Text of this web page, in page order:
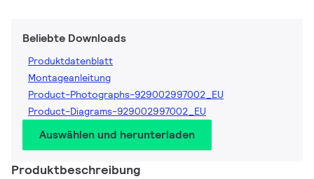
Beliebte Downloads
Produktdatenblatt
Montageanleitung
Product-Photographs-929002997002_EU
Product-Diagrams-929002997002_EU
Auswählen und herunterladen
Produktbeschreibung